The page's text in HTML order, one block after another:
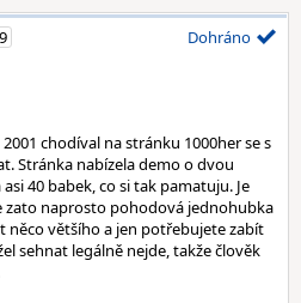
Dohráno
chodíval na stránku 1000her se s
Stránka nabízela demo o dvou
40 babek, co si tak pamatuju. Je
zato naprosto pohodová jednohubka
něco většího a jen potřebujete zabít
sehnat legálně nejde, takže člověk